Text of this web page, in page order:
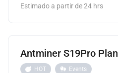
Estimado a partir de 24 hrs
Antminer S19Pro Plan
HOT Events